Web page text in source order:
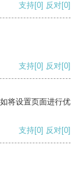
支持[0] 反对[0]
支持[0] 反对[0]
将设置页面进行优
支持[0] 反对[0]